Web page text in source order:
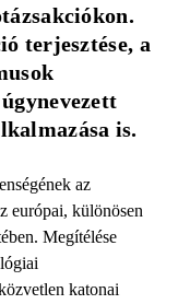
terjesztése, a
is.
az
európai, különösen
Megítélése
katonai